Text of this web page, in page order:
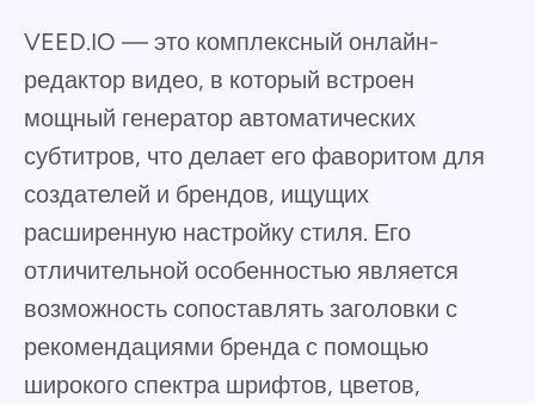
VEED.IO — это комплексный онлайн-
редактор видео, в который встроен
мощный генератор автоматических
субтитров, что делает его фаворитом для
создателей и брендов, ищущих
расширенную настройку стиля. Его
отличительной особенностью является
возможность сопоставлять заголовки с
рекомендациями бренда с помощью
широкого спектра шрифтов, цветов,